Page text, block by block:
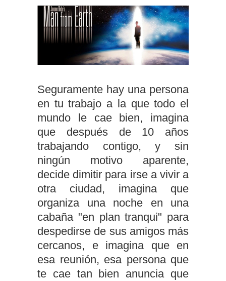
Seguramente hay una persona
en tu trabajo a la que todo el
mundo le cae bien, imagina
que después de 10 años
trabajando contigo, y sin
ningún motivo aparente,
decide dimitir para irse a vivir a
otra ciudad, imagina que
organiza una noche en una
cabaña "en plan tranqui" para
despedirse de sus amigos más
cercanos, e imagina que en
esa reunión, esa persona que
te cae tan bien anuncia que